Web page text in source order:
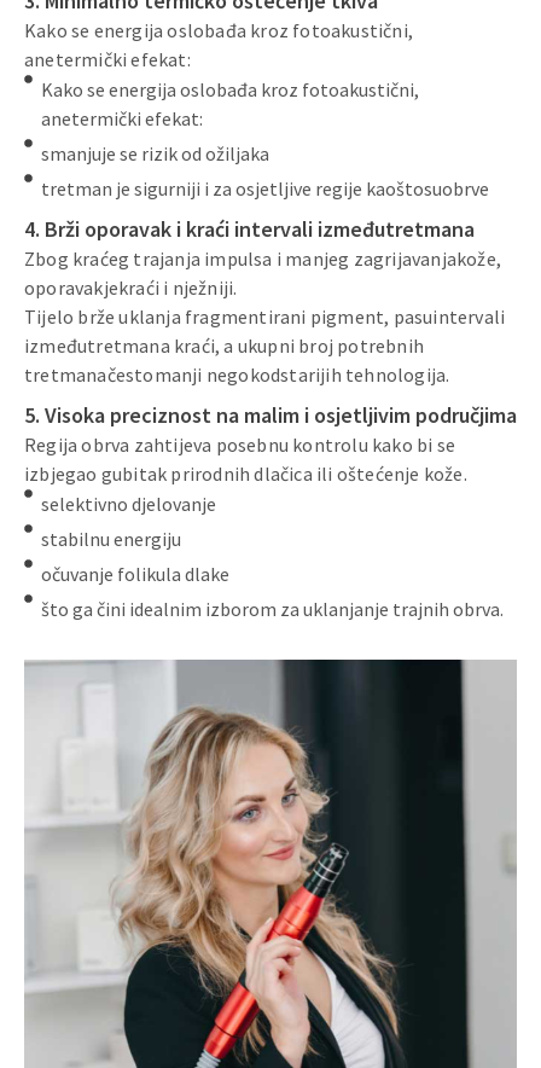
Kako se energija oslobađa kroz fotoakustični,
anetermički efekat:
Kako se energija oslobađa kroz fotoakustični,
anetermički efekat:
smanjuje se rizik od ožiljaka
tretman je sigurniji i za osjetljive regije kaoštosuobrve
4. Brži oporavak i kraći intervali izmeđutretmana
Zbog kraćeg trajanja impulsa i manjeg zagrijavanjakože,
oporavakjekraći i nježniji.
Tijelo brže uklanja fragmentirani pigment, pasuintervali
izmeđutretmana kraći, a ukupni broj potrebnih
tretmanačestomanji negokodstarijih tehnologija.
5. Visoka preciznost na malim i osjetljivim područjima
Regija obrva zahtijeva posebnu kontrolu kako bi se
izbjegao gubitak prirodnih dlačica ili oštećenje kože.
selektivno djelovanje
stabilnu energiju
očuvanje folikula dlake
što ga čini idealnim izborom za uklanjanje trajnih obrva.